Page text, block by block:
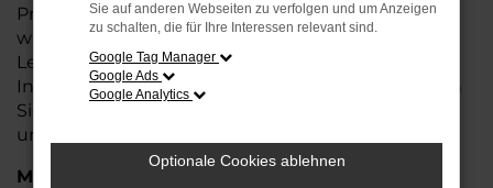
Profitieren Sie von unseren zusätzlichenServices
wie attraktiven Finanzierungsmöglichkeiten,
Leasingangeboten und der bequemen
Inzahlungnahme Ihres alten Fahrzeugs. Besuchen
Sie uns und überzeugen Sie sich von der Qualität
und dem Service, den wir Ihnen bieten!
Marken
Sie auf anderen Webseiten zu verfolgen und um Anzeigen
zu schalten, die für Ihre Interessen relevant sind.
Google Tag Manager
Google Ads
Google Analytics
Optionale Cookies ablehnen